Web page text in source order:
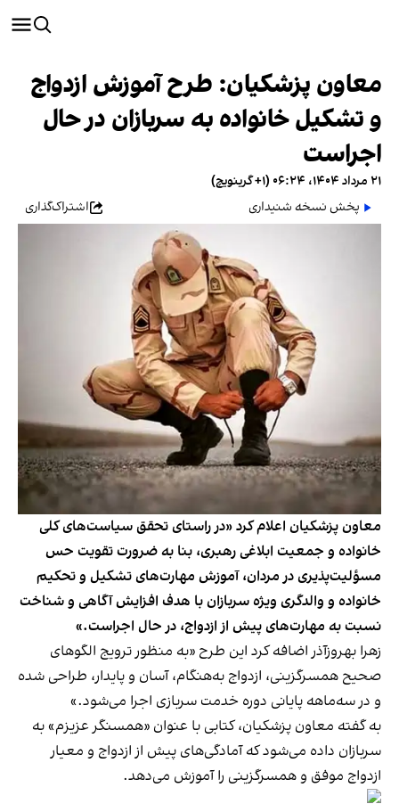
معاون پزشکیان: طرح آموزش ازدواج
و تشکیل خانواده به سربازان در حال
اجراست
۲۱ مرداد ۱۴۰۴، ۰۶:۲۴ (‎+۱ گرینویچ)
پخش نسخه شنیداری
اشتراک‌گذاری
معاون پزشکیان اعلام کرد «در راستای تحقق سیاست‌های کلی
خانواده و جمعیت ابلاغی رهبری، بنا به ضرورت تقویت حس
مسؤلیت‌پذیری در مردان، آموزش مهارت‌های تشکیل و تحکیم
خانواده و والدگری ویژه سربازان با هدف افزایش آگاهی و شناخت
نسبت به مهارت‌های پیش از ازدواج، در حال اجراست.»
زهرا بهروزآذر اضافه کرد این طرح «به منظور ترویج الگوهای
صحیح همسرگزینی، ازدواج به‌هنگام، آسان و پایدار، طراحی شده
و در سه‌ماهه پایانی دوره خدمت سربازی اجرا می‌شود.»
به گفته معاون پزشکیان، کتابی با عنوان «همسنگر عزیزم» به
سربازان داده می‌شود که آمادگی‌های پیش از ازدواج و معیار
ازدواج موفق و همسرگزینی را آموزش می‌دهد.